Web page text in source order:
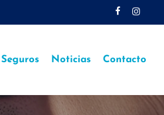
facebook
Seguros Noticias Contacto